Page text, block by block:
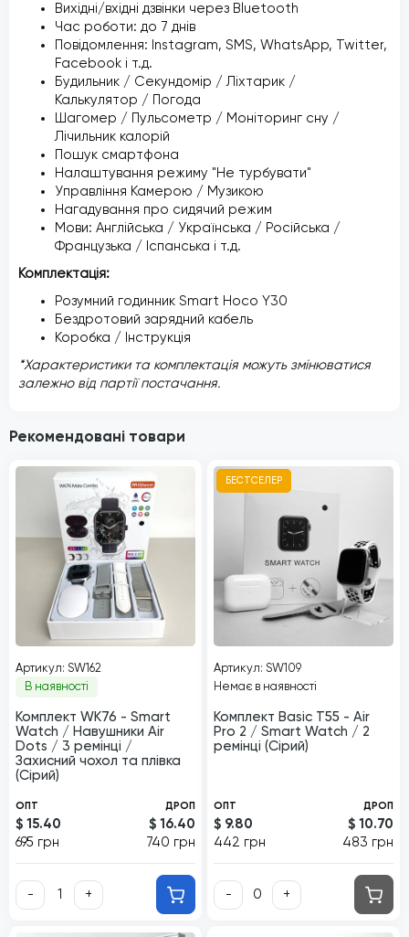
Вихідні/вхідні дзвінки через Bluetooth
Час роботи: до 7 днів
Повідомлення: Instagram, SMS, WhatsApp, Twitter,
Facebook і т.д.
Будильник / Секундомір / Ліхтарик /
Калькулятор / Погода
Шагомер / Пульсометр / Моніторинг сну /
Лічильник калорій
Пошук смартфона
Налаштування режиму "Не турбувати"
Управління Камерою / Музикою
Нагадування про сидячий режим
Мови: Англійська / Українська / Російська /
Французька / Іспанська і т.д.
Комплектація:
Розумний годинник Smart Hoco Y30
Бездротовий зарядний кабель
Коробка / Інструкція
*Характеристики та комплектація можуть змінюватися
залежно від партії постачання.
Рекомендовані товари
Артикул: SW162
В наявності
Комплект WK76 - Smart
Watch / Навушники Air
Dots / 3 ремінці /
Захисний чохол та плівка
(Сірий)
ОПТ
$ 15.40
695 грн
ДРОП
$ 16.40
740 грн
- +
БЕСТСЕЛЕР
Артикул: SW109
Немає в наявності
Комплект Basic T55 - Air
Pro 2 / Smart Watch / 2
ремінці (Сірий)
ОПТ
$ 9.80
442 грн
ДРОП
$ 10.70
483 грн
- +